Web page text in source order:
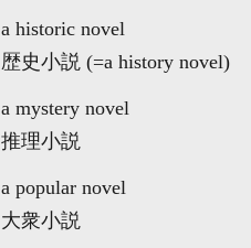
a historic novel
歴史小説 (=a history novel)
a mystery novel
推理小説
a popular novel
大衆小説